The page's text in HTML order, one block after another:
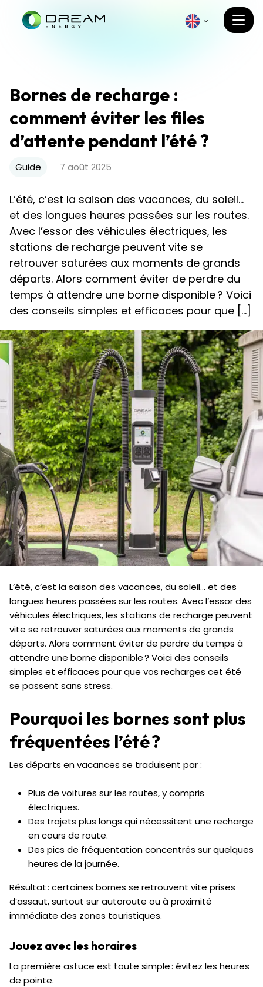
Bornes de recharge :
comment éviter les files
d’attente pendant l’été ?
Guide 7 août 2025
L’été, c’est la saison des vacances, du soleil…
et des longues heures passées sur les routes.
Avec l’essor des véhicules électriques, les
stations de recharge peuvent vite se
retrouver saturées aux moments de grands
départs. Alors comment éviter de perdre du
temps à attendre une borne disponible ? Voici
des conseils simples et efficaces pour que […]
L’été, c’est la saison des vacances, du soleil… et des
longues heures passées sur les routes. Avec l’essor des
véhicules électriques, les stations de recharge peuvent
vite se retrouver saturées aux moments de grands
départs. Alors comment éviter de perdre du temps à
attendre une borne disponible ? Voici des conseils
simples et efficaces pour que vos recharges cet été
se passent sans stress.
Pourquoi les bornes sont plus
fréquentées l’été ?
Les départs en vacances se traduisent par :
Plus de voitures sur les routes, y compris
électriques.
Des trajets plus longs qui nécessitent une recharge
en cours de route.
Des pics de fréquentation concentrés sur quelques
heures de la journée.
Résultat : certaines bornes se retrouvent vite prises
d’assaut, surtout sur autoroute ou à proximité
immédiate des zones touristiques.
Jouez avec les horaires
La première astuce est toute simple : évitez les heures
de pointe.